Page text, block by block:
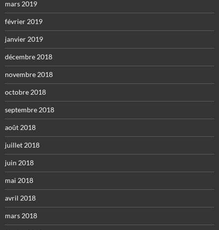
mars 2019
février 2019
janvier 2019
décembre 2018
novembre 2018
octobre 2018
septembre 2018
août 2018
juillet 2018
juin 2018
mai 2018
avril 2018
mars 2018